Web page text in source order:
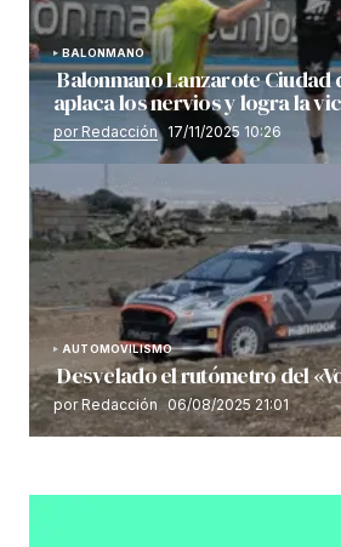
BALONMANO
Balonmano Lanzarote Ciudad
aplaca los nervios y logra la
por Redacción 17/11/2025 10:26
AUTOMOVILISMO
Desvelado el rutómetro del
por Redacción 06/08/2025 21:01